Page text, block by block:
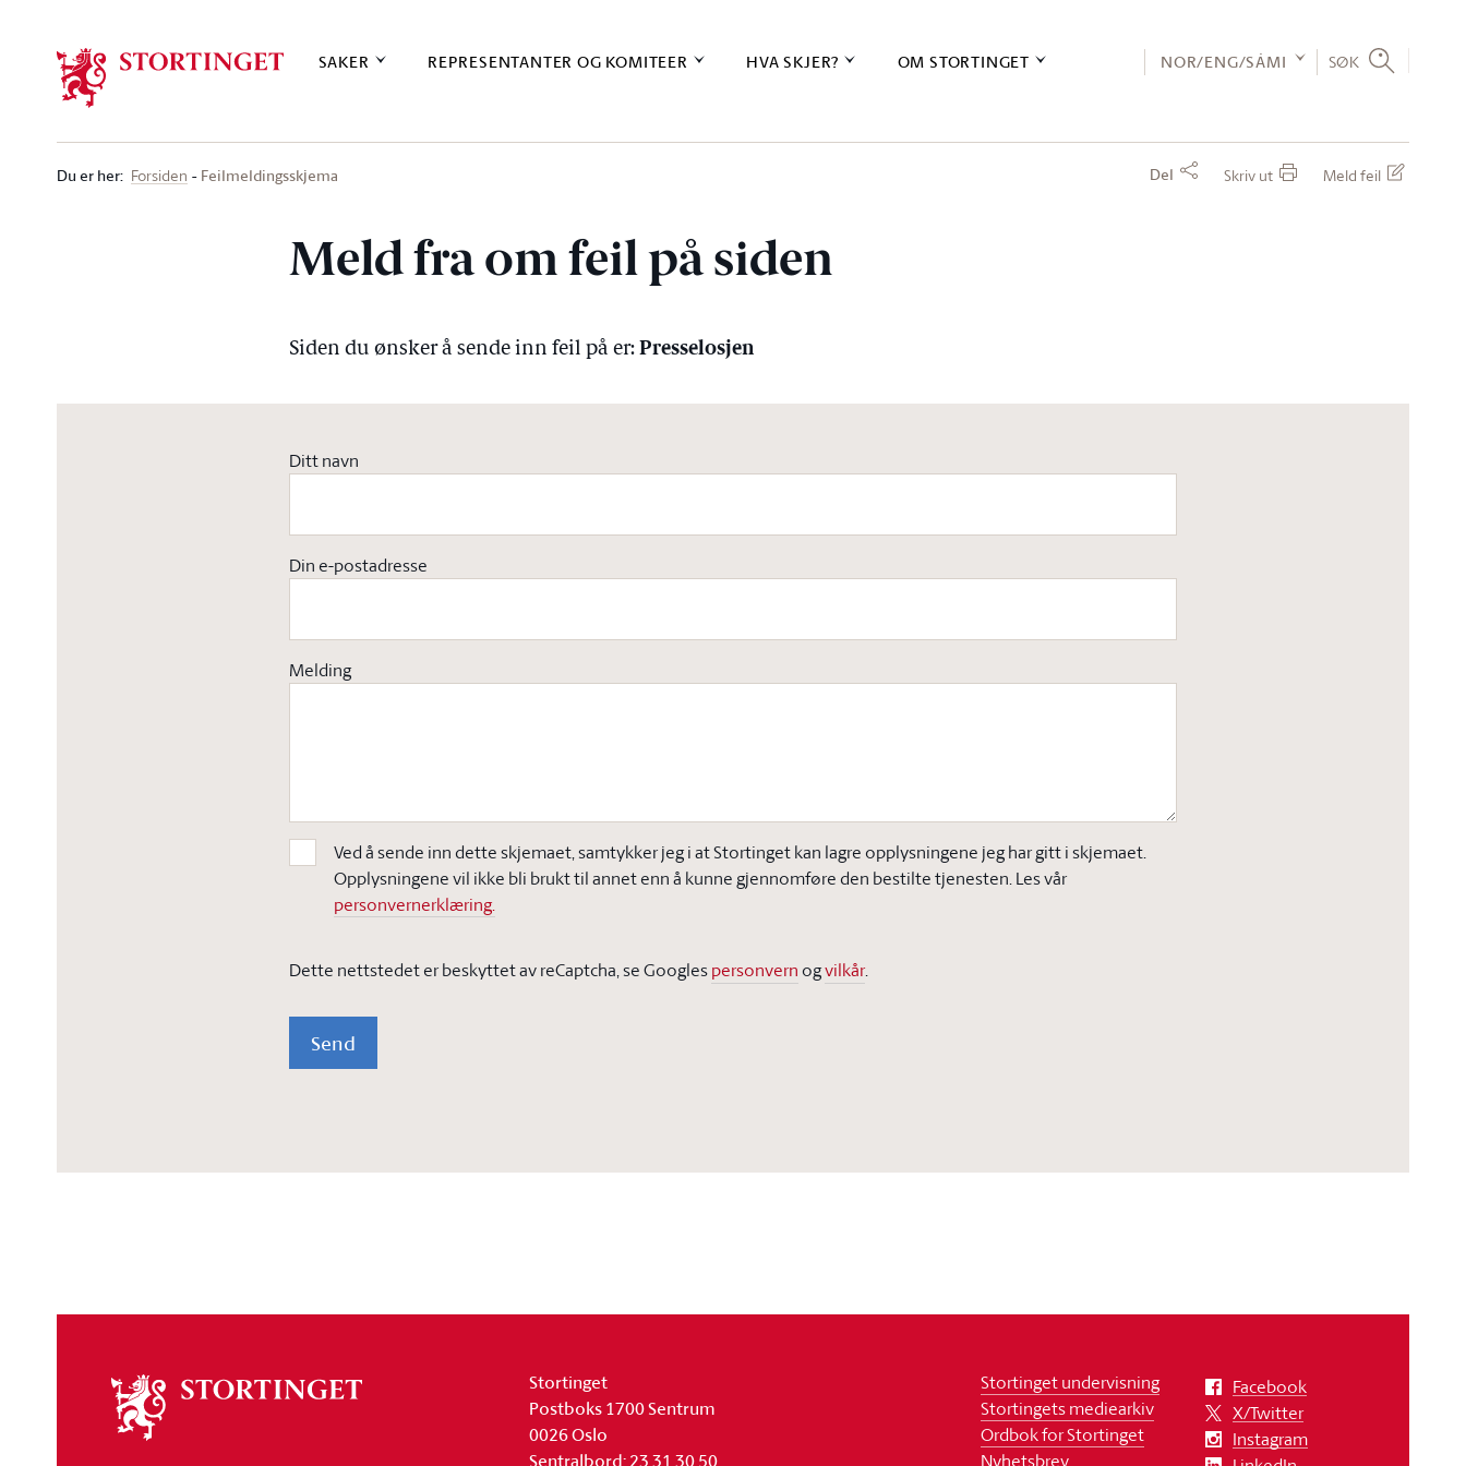
SAKER REPRESENTANTER OG KOMITEER HVA SKJER? OM STORTINGET NOR/ENG/SÁMI SØK
Du er her: Forsiden Feilmeldingsskjema Del Skriv ut Meld feil
Meld fra om feil på siden
Siden du ønsker å sende inn feil på er:Presselosjen
Ditt navn
Din e-postadresse
Melding
Ved å sende inn dette skjemaet, samtykker jeg i at Stortinget kan lagre opplysningene jeg har gitt i skjemaet.
Opplysningene vil ikke bli brukt til annet enn å kunne gjennomføre den bestilte tjenesten. Les vår
personvernerklæring.
Dette nettstedet er beskyttet av reCaptcha, se Googlespersonvern ogvilkår.
Send
stortinget
Stortinget
Postboks 1700 Sentrum
0026 Oslo
Sentralbord: 23 31 30 50
Stortinget undervisning
Stortingets mediearkiv
Ordbok for Stortinget
Nyhetsbrev
Facebook
X/Twitter
Instagram